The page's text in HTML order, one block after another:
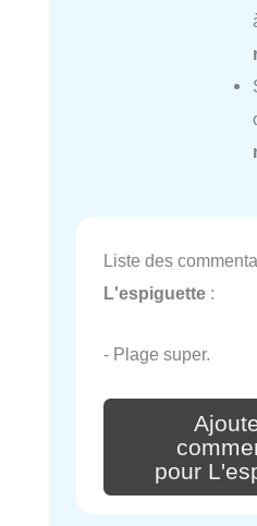
Liste des
L'espiguette :
- Plage super.
pour